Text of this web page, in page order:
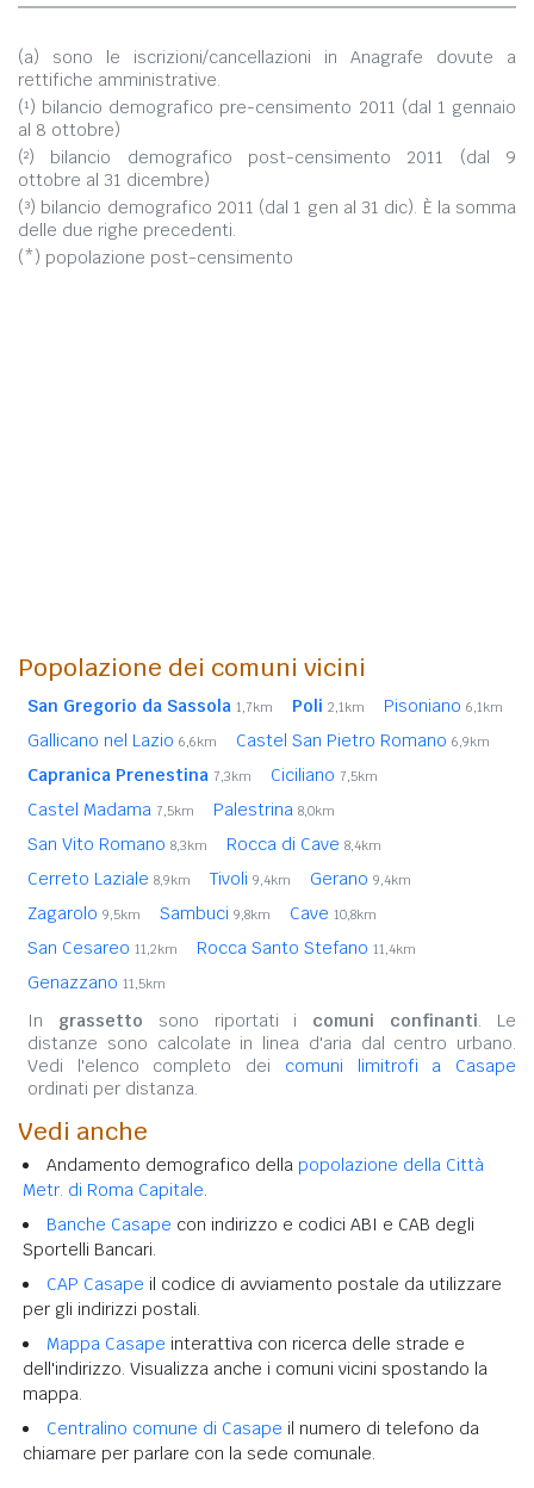
(a) sono le iscrizioni/cancellazioni in Anagrafe dovute a
rettifiche amministrative.
(¹) bilancio demografico pre-censimento 2011 (dal 1 gennaio
al 8 ottobre)
(²) bilancio demografico post-censimento 2011 (dal 9
ottobre al 31 dicembre)
(³) bilancio demografico 2011 (dal 1 gen al 31 dic). È la somma
delle due righe precedenti.
(*) popolazione post-censimento
Popolazione dei comuni vicini
San Gregorio da Sassola 1,7km Poli 2,1km Pisoniano 6,1km
Gallicano nel Lazio 6,6km Castel San Pietro Romano 6,9km
Capranica Prenestina 7,3km Ciciliano 7,5km
Castel Madama 7,5km Palestrina 8,0km
San Vito Romano 8,3km Rocca di Cave 8,4km
Cerreto Laziale 8,9km Tivoli 9,4km Gerano 9,4km
Zagarolo 9,5km Sambuci 9,8km Cave 10,8km
San Cesareo 11,2km Rocca Santo Stefano 11,4km
Genazzano 11,5km
In grassetto sono riportati i comuni confinanti. Le
distanze sono calcolate in linea d'aria dal centro urbano.
Vedi l'elenco completo dei comuni limitrofi a Casape
ordinati per distanza.
Vedi anche
Andamento demografico della popolazione della Città
Metr. di Roma Capitale.
Banche Casape con indirizzo e codici ABI e CAB degli
Sportelli Bancari.
CAP Casape il codice di avviamento postale da utilizzare
per gli indirizzi postali.
Mappa Casape interattiva con ricerca delle strade e
dell'indirizzo. Visualizza anche i comuni vicini spostando la
mappa.
Centralino comune di Casape il numero di telefono da
chiamare per parlare con la sede comunale.